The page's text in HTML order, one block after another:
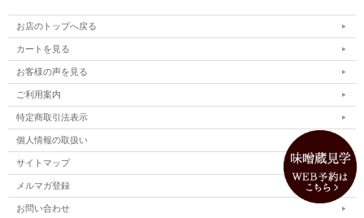
お店のトップへ戻る
カートを見る
お客様の声を見る
ご利用案内
特定商取引法表示
個人情報の取扱い
サイトマップ
メルマガ登録
お問い合わせ